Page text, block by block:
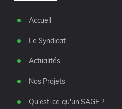
Accueil
Le Syndicat
Actualités
Nos Projets
Qu'est-ce qu'un SAGE ?